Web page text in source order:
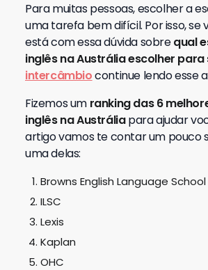
Para muitas pessoas, escolher a
uma tarefa bem difícil. Por isso,
está com essa dúvida sobrequal
inglês na Austrália escolher para
intercâmbiocontinue lendo esse
Fizemos um ranking das 6
inglês na Austráliapara ajudar
artigo vamos te contar um pouco
uma delas:
Browns English Language School
ILSC
Lexis
Kaplan
OHC